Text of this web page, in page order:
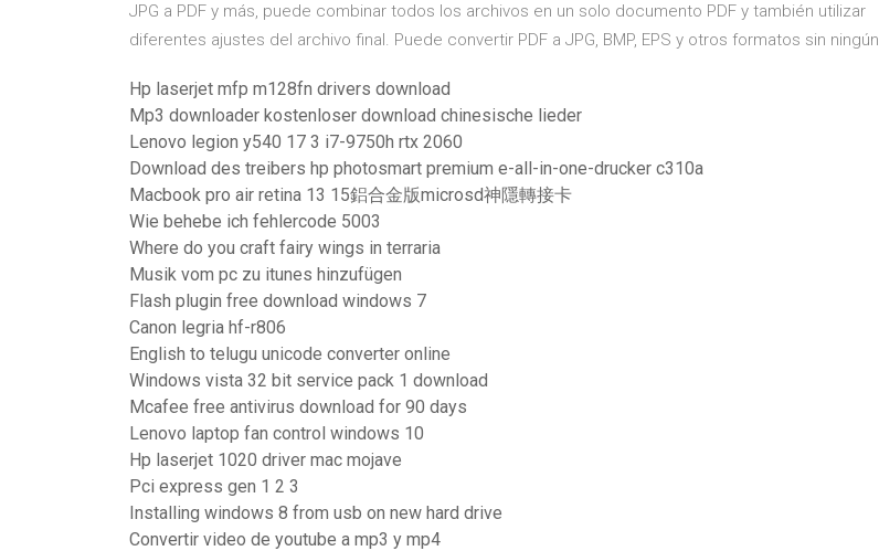
JPG a PDF y más, puede combinar todos los archivos en un solo documento PDF y también utilizar
diferentes ajustes del archivo final. Puede convertir PDF a JPG, BMP, EPS y otros formatos sin ningún
Hp laserjet mfp m128fn drivers download
Mp3 downloader kostenloser download chinesische lieder
Lenovo legion y540 17 3 i7-9750h rtx 2060
Download des treibers hp photosmart premium e-all-in-one-drucker c310a
Macbook pro air retina 13 15鋁合金版microsd神隱轉接卡
Wie behebe ich fehlercode 5003
Where do you craft fairy wings in terraria
Musik vom pc zu itunes hinzufügen
Flash plugin free download windows 7
Canon legria hf-r806
English to telugu unicode converter online
Windows vista 32 bit service pack 1 download
Mcafee free antivirus download for 90 days
Lenovo laptop fan control windows 10
Hp laserjet 1020 driver mac mojave
Pci express gen 1 2 3
Installing windows 8 from usb on new hard drive
Convertir video de youtube a mp3 y mp4